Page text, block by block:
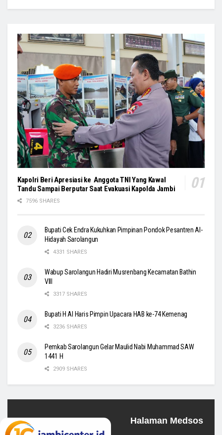
Kapolri Beri Apresiasi ke Anggota TNI Yang Kawal
Tandu Sampai Berputar Saat Evakuasi Kapolda Jambi
7596 SHARES
Bupati Cek Endra Kukuhkan Pimpinan Pondok Pesantren Al-
Hidayah Sarolangun
4331 SHARES
Wabup Sarolangun Hadiri Musrenbang Kecamatan Bathin
VIII
3317 SHARES
Bupati H Al Haris Pimpin Upacara HAB ke-74 Kemenag
3236 SHARES
Pemkab Sarolangun Gelar Maulid Nabi Muhammad SAW
1441 H
2909 SHARES
Halaman Medsos